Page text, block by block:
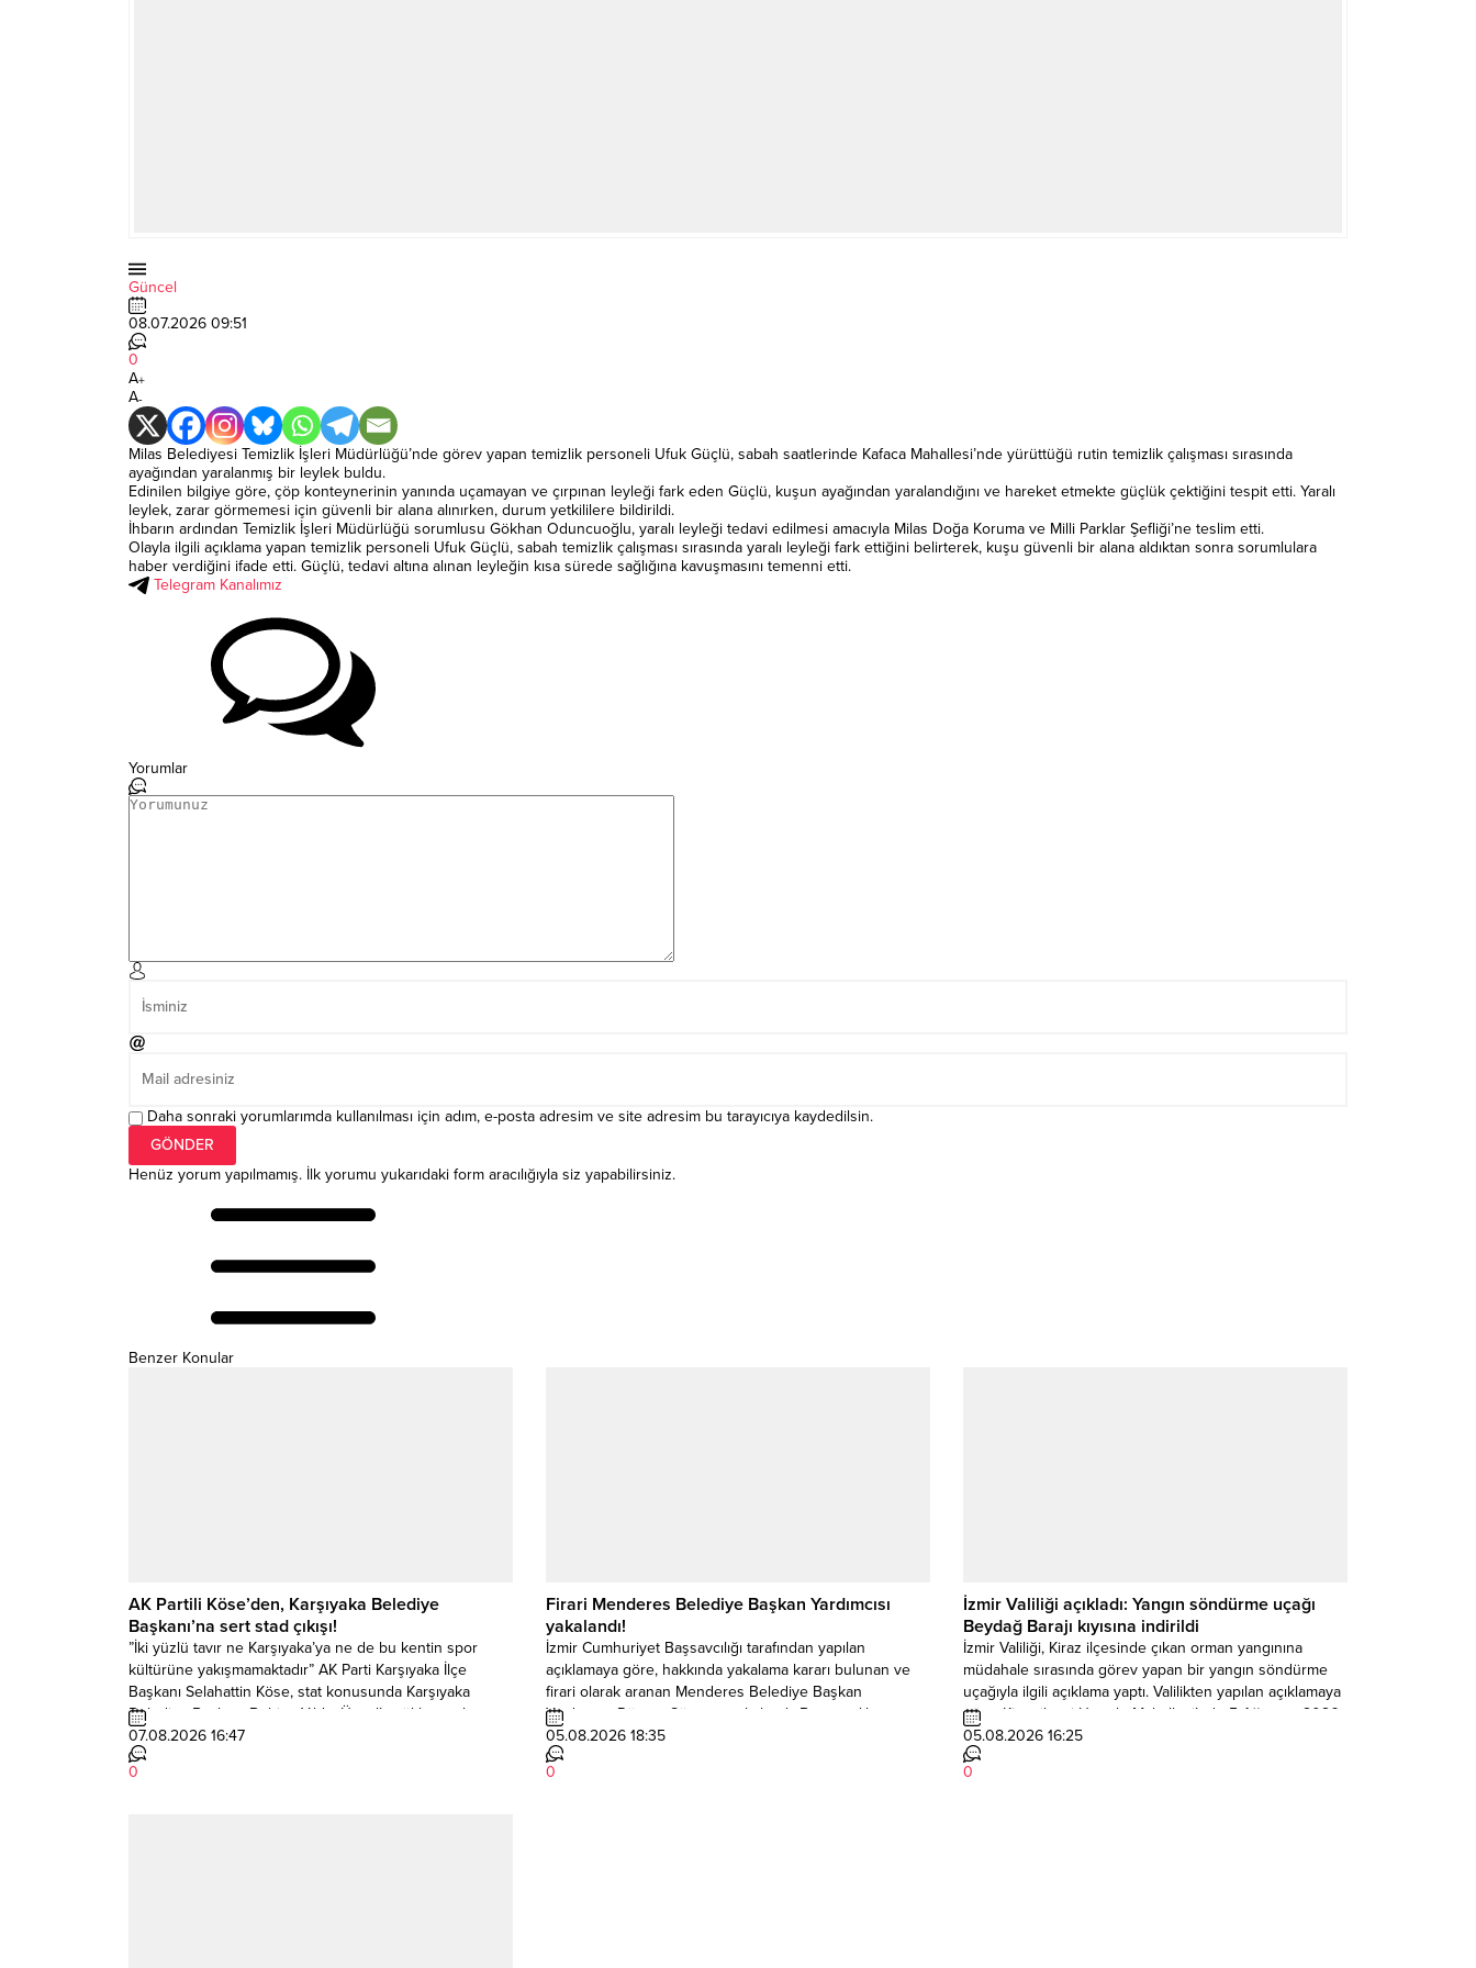
Güncel
08.07.2026 09:51
0
A+
A-
Milas Belediyesi Temizlik İşleri Müdürlüğü’nde görev yapan temizlik personeli Ufuk Güçlü, sabah saatlerinde Kafaca Mahallesi’nde yürüttüğü rutin temizlik çalışması sırasında
ayağından yaralanmış bir leylek buldu.
Edinilen bilgiye göre, çöp konteynerinin yanında uçamayan ve çırpınan leyleği fark eden Güçlü, kuşun ayağından yaralandığını ve hareket etmekte güçlük çektiğini tespit etti. Yaralı
leylek, zarar görmemesi için güvenli bir alana alınırken, durum yetkililere bildirildi.
İhbarın ardından Temizlik İşleri Müdürlüğü sorumlusu Gökhan Oduncuoğlu, yaralı leyleği tedavi edilmesi amacıyla Milas Doğa Koruma ve Milli Parklar Şefliği’ne teslim etti.
Olayla ilgili açıklama yapan temizlik personeli Ufuk Güçlü, sabah temizlik çalışması sırasında yaralı leyleği fark ettiğini belirterek, kuşu güvenli bir alana aldıktan sonra sorumlulara
haber verdiğini ifade etti. Güçlü, tedavi altına alınan leyleğin kısa sürede sağlığına kavuşmasını temenni etti.
Telegram Kanalımız
Yorumlar
Daha sonraki yorumlarımda kullanılması için adım, e-posta adresim ve site adresim bu tarayıcıya kaydedilsin.
Henüz yorum yapılmamış. İlk yorumu yukarıdaki form aracılığıyla siz yapabilirsiniz.
Benzer Konular
AK Partili Köse’den, Karşıyaka Belediye
Başkanı’na sert stad çıkışı!
”İki yüzlü tavır ne Karşıyaka’ya ne de bu kentin spor
kültürüne yakışmamaktadır” AK Parti Karşıyaka İlçe
Başkanı Selahattin Köse, stat konusunda Karşıyaka
Belediye Başkanı Behice Yıldız Ünsal’a yüklenerek,
”Kulübü yerinden eden, yıllardır kullanılan alanları
boşalttıran, stat yapılmasın diye dava açanlarla aynı safta
duranların bugün farklı bir söylemle ortaya çıkması,
07.08.2026 16:47
0
Firari Menderes Belediye Başkan Yardımcısı
yakalandı!
İzmir Cumhuriyet Başsavcılığı tarafından yapılan
açıklamaya göre, hakkında yakalama kararı bulunan ve
firari olarak aranan Menderes Belediye Başkan
Yardımcısı Rüzgar Sönmez yakalandı. Başsavcılık
koordinesinde yürütülen soruşturma kapsamında,
Sönmez’in saklandığı adrese düzenlenen müşterek
operasyon sonucunda gözaltına alındığı bildirildi.
05.08.2026 18:35
0
İzmir Valiliği açıkladı: Yangın söndürme uçağı
Beydağ Barajı kıyısına indirildi
İzmir Valiliği, Kiraz ilçesinde çıkan orman yangınına
müdahale sırasında görev yapan bir yangın söndürme
uçağıyla ilgili açıklama yaptı. Valilikten yapılan açıklamaya
göre, Kiraz ilçesi Umurlu Mahallesi’nde 5 Ağustos 2026
günü saat 13.10 sıralarında alınan yangın ihbarının
ardından ekipler hızla bölgeye sevk edilerek söndürme
çalışmalarına başladı. Yangına müdahalede görev alan
05.08.2026 16:25
0